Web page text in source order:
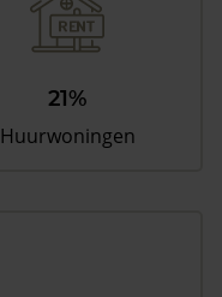
21%
Huurwoningen